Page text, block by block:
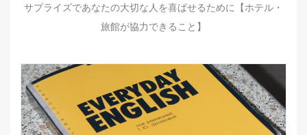
サプライズであなたの大切な人を喜ばせるために【ホテル・
旅館が協力できること】